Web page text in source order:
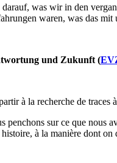
was wir in den
waren, was das
und Zukunft (
à la recherche de traces
penchons sur ce que nous
à la manière dont